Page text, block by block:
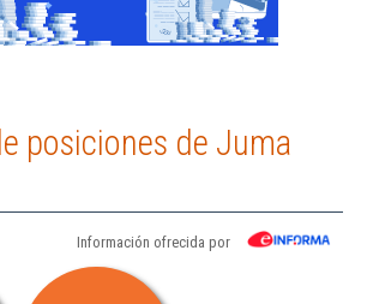
posiciones de Juma
Información ofrecida por